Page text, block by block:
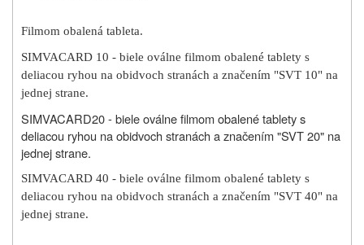
Filmom obalená tableta.
SIMVACARD 10 - biele oválne filmom obalené tablety s
deliacou ryhou na obidvoch stranách a značením "SVT 10" na
jednej strane.
SIMVACARD20 - biele oválne filmom obalené tablety s
deliacou ryhou na obidvoch stranách a značením "SVT 20" na
jednej strane.
SIMVACARD 40 - biele oválne filmom obalené tablety s
deliacou ryhou na obidvoch stranách a značením "SVT 40" na
jednej strane.